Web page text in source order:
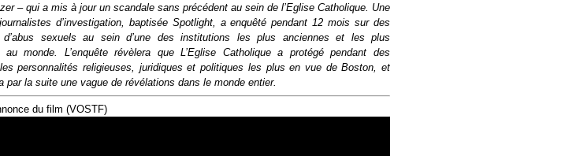
– qui a mis à jour un scandale sans précédent au sein de l’Eglise Catholique. Une
d’investigation, baptisée Spotlight, a enquêté pendant 12 mois sur des
d’abus sexuels au sein d’une des institutions les plus anciennes et les plus
au monde. L’enquête révèlera que L’Eglise Catholique a protégé pendant des
personnalités religieuses, juridiques et politiques les plus en vue de Boston, et
par la suite une vague de révélations dans le monde entier.
du film (VOSTF)